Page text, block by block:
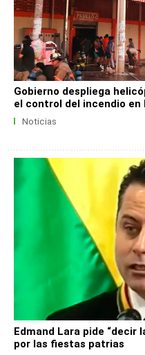
Gobierno despliega
el control del incendio en
Noticias
Edmand Lara pide “decir
por las fiestas patrias